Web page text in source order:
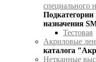
специального
назначения
Тестовая
Акриловые
каталога
Нетканные